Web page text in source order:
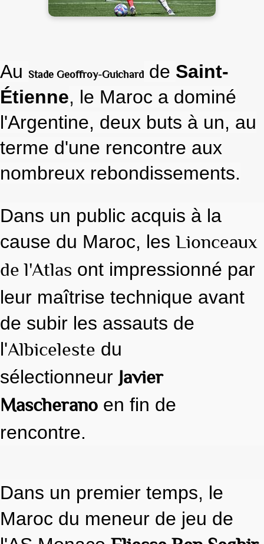
Au Stade Geoffroy-Guichard de Saint-
Étienne, le Maroc a dominé
l'Argentine, deux buts à un, au
terme d'une rencontre aux
nombreux rebondissements.
Dans un public acquis à la
cause du Maroc, les Lionceaux
de l'Atlas ont impressionné par
leur maîtrise technique avant
de subir les assauts de
l'Albiceleste du
sélectionneur Javier
Mascherano en fin de
rencontre.
Dans un premier temps, le
Maroc du meneur de jeu de